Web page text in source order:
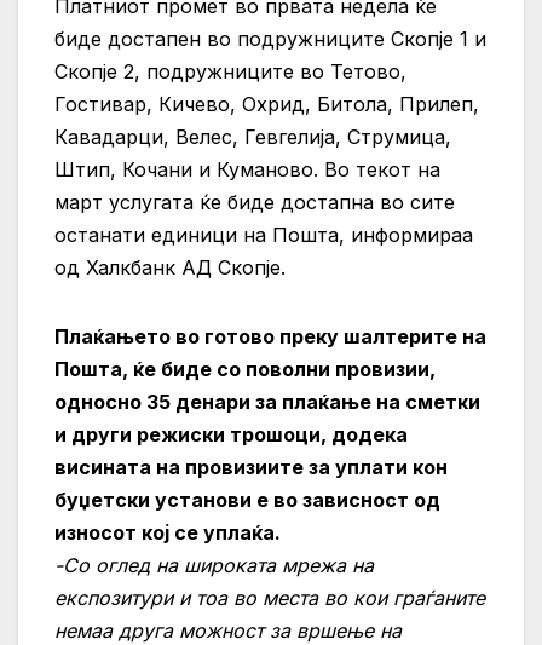
Платниот промет во првата недела ќе
биде достапен во подружниците Скопје 1 и
Скопје 2, подружниците во Тетово,
Гостивар, Кичево, Охрид, Битола, Прилеп,
Кавадарци, Велес, Гевгелија, Струмица,
Штип, Кочани и Куманово. Во текот на
март услугата ќе биде достапна во сите
останати единици на Пошта, информираа
од Халкбанк АД Скопје.
Плаќањето во готово преку шалтерите на
Пошта, ќе биде со поволни провизии,
односно 35 денари за плаќање на сметки
и други режиски трошоци, додека
висината на провизиите за уплати кон
буџетски установи е во зависност од
износот кој се уплаќа.
-Со оглед на широката мрежа на
експозитури и тоа во места во кои граѓаните
немаа друга можност за вршење на